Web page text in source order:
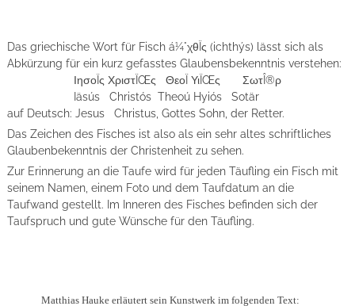
Das griechische Wort für Fisch á¼°χθÏς (ichthýs) lässt sich als
Abkürzung für ein kurz gefasstes Glaubensbekenntnis verstehen:
ΙησοÏς ΧριστÏŒς ΘεοÏ ΥιÏŒς ΣωτÎ®ρ
Iäsús Christós Theoú Hyiós Sotär
auf Deutsch: Jesus Christus, Gottes Sohn, der Retter.
Das Zeichen des Fisches ist also als ein sehr altes schriftliches
Glaubenbekenntnis der Christenheit zu sehen.
Zur Erinnerung an die Taufe wird für jeden Täufling ein Fisch mit
seinem Namen, einem Foto und dem Taufdatum an die
Taufwand gestellt. Im Inneren des Fisches befinden sich der
Taufspruch und gute Wünsche für den Täufling.
Matthias Hauke erläutert sein Kunstwerk im folgenden Text: